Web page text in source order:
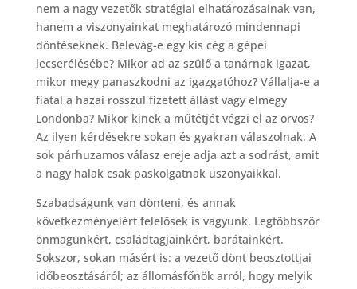
nem a nagy vezetők stratégiai elhatározásainak van,
hanem a viszonyainkat meghatározó mindennapi
döntéseknek. Belevág-e egy kis cég a gépei
lecserélésébe? Mikor ad az szülő a tanárnak igazat,
mikor megy panaszkodni az igazgatóhoz? Vállalja-e a
fiatal a hazai rosszul fizetett állást vagy elmegy
Londonba? Mikor kinek a műtétjét végzi el az orvos?
Az ilyen kérdésekre sokan és gyakran válaszolnak. A
sok párhuzamos válasz ereje adja azt a sodrást, amit
a nagy halak csak paskolgatnak uszonyaikkal.
Szabadságunk van dönteni, és annak
következményeiért felelősek is vagyunk. Legtöbbször
önmagunkért, családtagjainkért, barátainkért.
Sokszor, sokan másért is: a vezető dönt beosztottjai
időbeosztásáról; az állomásfőnök arról, hogy melyik